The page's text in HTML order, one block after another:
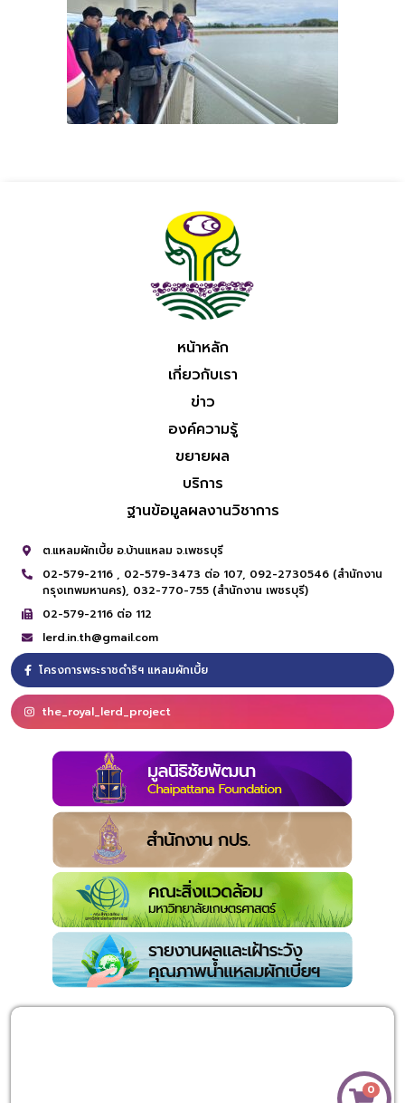
0
หน้าหลัก
เกี่ยวกับเรา
ข่าว
องค์ความรู้
ขยายผล
บริการ
ฐานข้อมูลผลงานวิชาการ
ต.แหลมผักเบี้ย อ.บ้านแหลม จ.เพชรบุรี
02-579-2116 , 02-579-3473 ต่อ 107, 092-2730546 (สำนักงาน
กรุงเทพมหานคร), 032-770-755 (สำนักงาน เพชรบุรี)
02-579-2116 ต่อ 112
lerd.in.th@gmail.com
โครงการพระราชดำริฯ แหลมผักเบี้ย
the_royal_lerd_project